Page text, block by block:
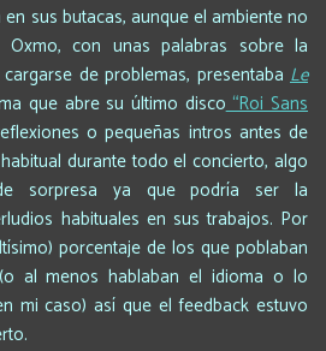
sus butacas, aunque el ambiente no
con unas palabras sobre la
de problemas, presentaba Le
que abre su último disco“Roi Sans
o pequeñas intros antes de
durante todo el concierto, algo
sorpresa ya que podría ser la
habituales en sus trabajos. Por
porcentaje de los que poblaban
al menos hablaban el idioma o lo
mi caso) así que el feedback estuvo